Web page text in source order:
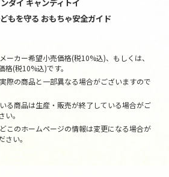
ダイ キャンディトイ
もを守る おもちゃ安全ガイド
カー希望小売価格(税10%込)、もしくは、
(税10%込)です。
際の商品と一部異なる場合がございますので
る商品は生産・販売が終了している場合がご
。
このホームページの情報は変更になる場合が
い。